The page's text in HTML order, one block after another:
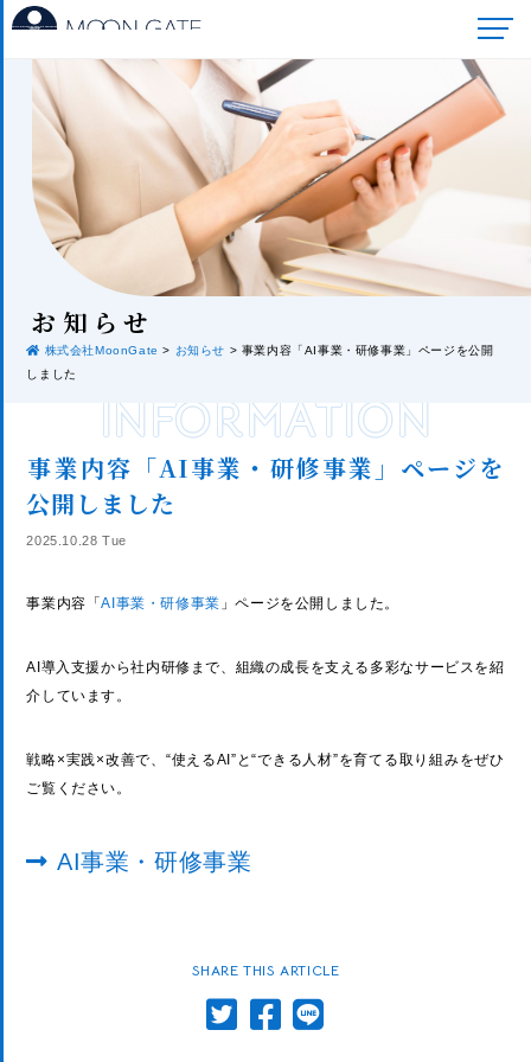
お知 らせ
株式会社MoonGate > お知らせ > 事業内容「AI事業・研修事業」ページを公開
しました
INFORMATION
事業内容「AI事業・研修事業」ページを
公開しました
2025.10.28 Tue
事業内容「AI事業・研修事業 」ページを公開しました。
AI導入支援から社内研修まで、組織の成長を支える多彩なサービスを紹
介しています。
戦略×実践×改善で、“使えるAI”と“できる人材”を育てる取り組みをぜひ
ご覧ください。
AI事業・研修事業
SHARE THIS ARTICLE